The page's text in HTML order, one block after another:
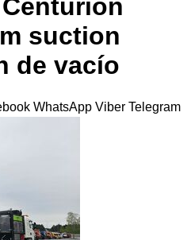
suction
de vacío
WhatsApp Viber Telegram